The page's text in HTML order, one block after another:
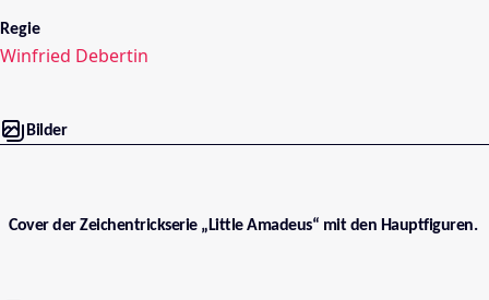
Regie
Winfried Debertin
Bilder
Cover der Zeichentrickserie „Little Amadeus“ mit den Hauptfiguren.